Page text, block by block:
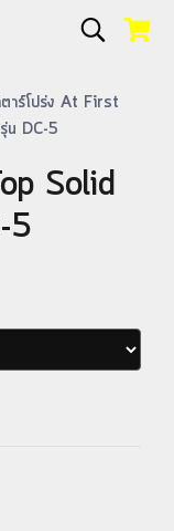
าร์โปร่ง At First
น DC-5
Solid
5